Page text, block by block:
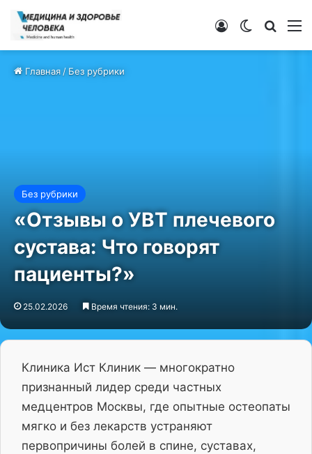
Switch skin
Войти
Главная/Без рубрики
Без рубрики
«Отзывы о УВТ плечевого
сустава: Что говорят
пациенты?»
25.02.2026 Время чтения: 3 мин.
Клиника Ист Клиник — многократно
признанный лидер среди частных
медцентров Москвы, где опытные остеопаты
мягко и без лекарств устраняют
первопричины болей в спине, суставах,